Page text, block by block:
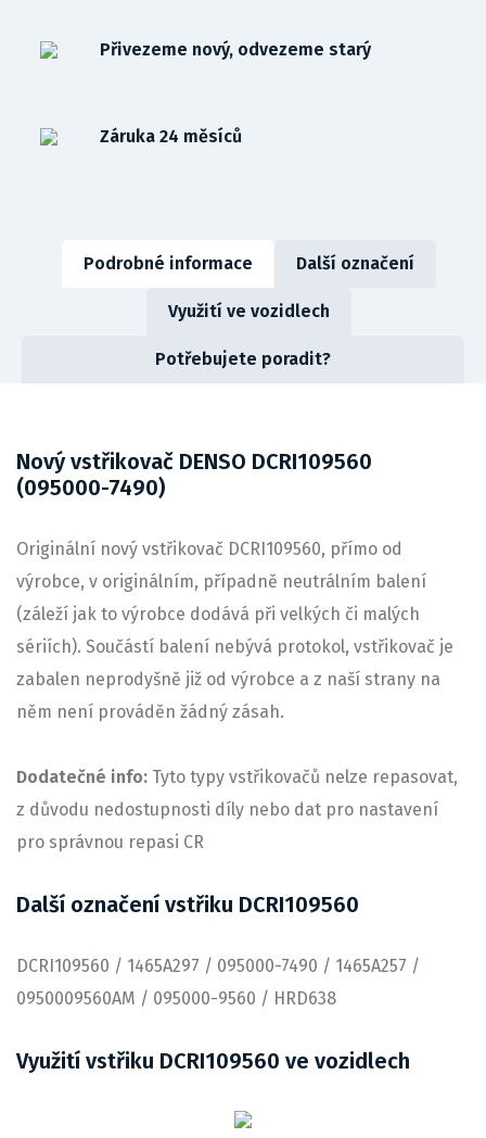
Přivezeme nový, odvezeme starý
Záruka 24 měsíců
Podrobné informace Další označení
Využití ve vozidlech
Potřebujete poradit?
Nový vstřikovač DENSO DCRI109560
(095000-7490)
Originální nový vstřikovač DCRI109560, přímo od
výrobce, v originálním, případně neutrálním balení
(záleží jak to výrobce dodává při velkých či malých
sériích). Součástí balení nebývá protokol, vstřikovač je
zabalen neprodyšně již od výrobce a z naší strany na
něm není prováděn žádný zásah.
Dodatečné info: Tyto typy vstřikovačů nelze repasovat,
z důvodu nedostupnosti díly nebo dat pro nastavení
pro správnou repasi CR
Další označení vstřiku DCRI109560
DCRI109560 / 1465A297 / 095000-7490 / 1465A257 /
0950009560AM / 095000-9560 / HRD638
Využití vstřiku DCRI109560 ve vozidlech